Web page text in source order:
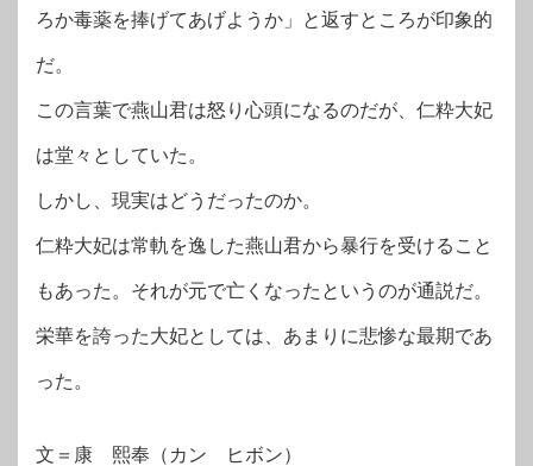
ろか毒薬を捧げてあげようか」と返すところが印象的
だ。
この言葉で燕山君は怒り心頭になるのだが、仁粋大妃
は堂々としていた。
しかし、現実はどうだったのか。
仁粋大妃は常軌を逸した燕山君から暴行を受けること
もあった。それが元で亡くなったというのが通説だ。
栄華を誇った大妃としては、あまりに悲惨な最期であ
った。
文＝康 熙奉（カン ヒボン）